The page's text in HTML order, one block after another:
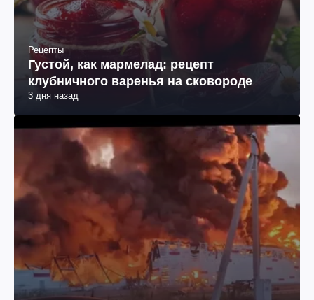
Рецепты
Густой, как мармелад: рецепт
клубничного варенья на сковороде
3 дня назад